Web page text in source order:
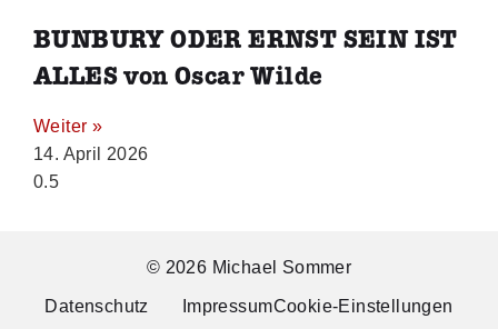
BUNBURY ODER ERNST SEIN IST
ALLES von Oscar Wilde
Weiter »
14. April 2026
© 2026 Michael Sommer
Datenschutz ImpressumCookie-Einstellungen